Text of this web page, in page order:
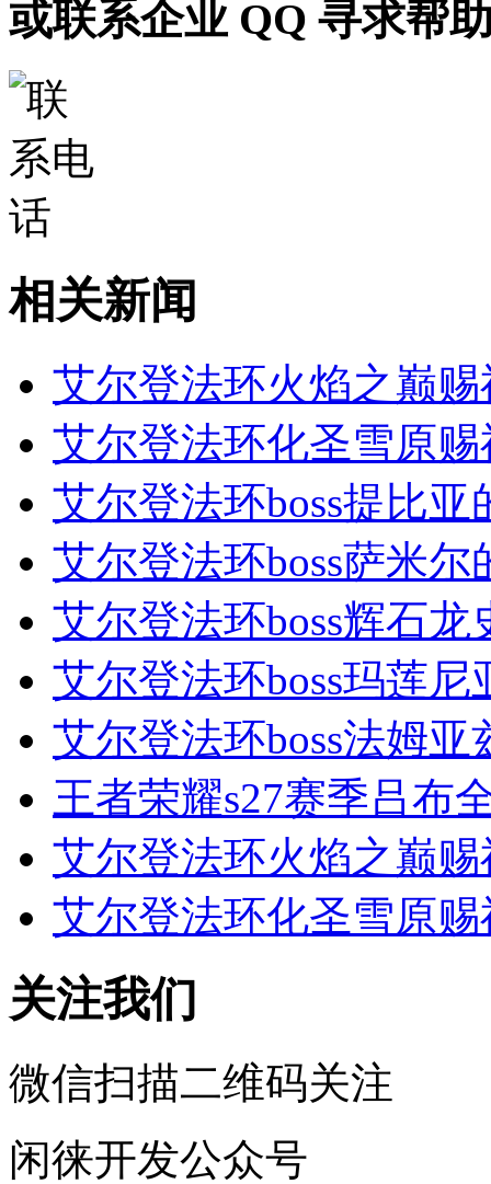
或联系企业 QQ 寻求帮
相关新闻
艾尔登法环火焰之巅
艾尔登法环化圣雪原
艾尔登法环boss提比
艾尔登法环boss萨米
艾尔登法环boss辉石
艾尔登法环boss玛莲
艾尔登法环boss法姆
王者荣耀s27赛季吕布
艾尔登法环火焰之巅
艾尔登法环化圣雪原
关注我们
微信扫描二维码关注
闲徕开发公众号